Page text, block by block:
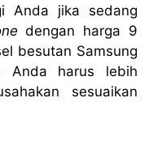
Anda jika sedang
dengan harga 9
besutan Samsung
Anda harus lebih
sesuaikan